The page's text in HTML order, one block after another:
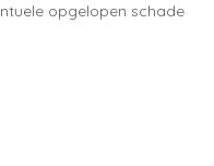
opgelopen schade